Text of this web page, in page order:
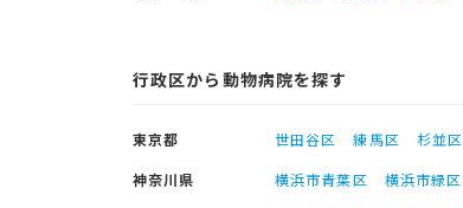
行政区から動物病院を探す
東京都 世田谷区 練馬区 杉並区
神奈川県
横浜市青葉区 横浜市緑区